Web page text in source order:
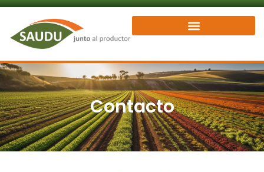
Ir
contenido
Contacto